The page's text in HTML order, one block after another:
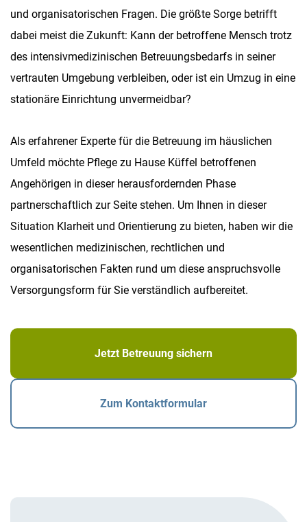
und organisatorischen Fragen. Die größte Sorge betrifft
dabei meist die Zukunft: Kann der betroffene Mensch trotz
des intensivmedizinischen Betreuungsbedarfs in seiner
vertrauten Umgebung verbleiben, oder ist ein Umzug in eine
stationäre Einrichtung unvermeidbar?
Als erfahrener Experte für die Betreuung im häuslichen
Umfeld möchte Pflege zu Hause Küffel betroffenen
Angehörigen in dieser herausfordernden Phase
partnerschaftlich zur Seite stehen. Um Ihnen in dieser
Situation Klarheit und Orientierung zu bieten, haben wir die
wesentlichen medizinischen, rechtlichen und
organisatorischen Fakten rund um diese anspruchsvolle
Versorgungsform für Sie verständlich aufbereitet.
Jetzt Betreuung sichern
Zum Kontaktformular